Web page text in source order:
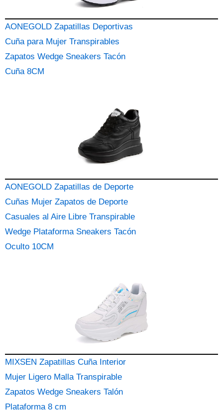
AONEGOLD Zapatillas Deportivas
Cuña para Mujer Transpirables
Zapatos Wedge Sneakers Tacón
Cuña 8CM
AONEGOLD Zapatillas de Deporte
Cuñas Mujer Zapatos de Deporte
Casuales al Aire Libre Transpirable
Wedge Plataforma Sneakers Tacón
Oculto 10CM
MIXSEN Zapatillas Cuña Interior
Mujer Ligero Malla Transpirable
Zapatos Wedge Sneakers Talón
Plataforma 8 cm